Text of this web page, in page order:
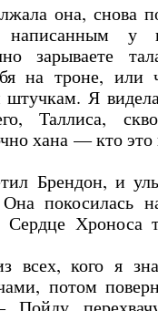
она, снова
написанным
зарываете
на троне, или
штучкам. Я
Таллиса,
хана — кто это
Брендон, и
Сердце Хроноса
кого я
потом